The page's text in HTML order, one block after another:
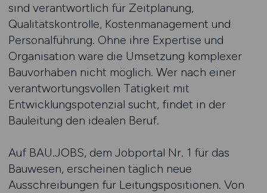
sind verantwortlich für Zeitplanung,
Qualitätskontrolle, Kostenmanagement und
Personalführung. Ohne ihre Expertise und
Organisation wäre die Umsetzung komplexer
Bauvorhaben nicht möglich. Wer nach einer
verantwortungsvollen Tätigkeit mit
Entwicklungspotenzial sucht, findet in der
Bauleitung den idealen Beruf.
Auf BAU.JOBS, dem Jobportal Nr. 1 für das
Bauwesen, erscheinen täglich neue
Ausschreibungen für Leitungspositionen. Von